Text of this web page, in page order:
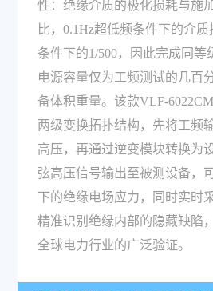
性：绝缘介质的极化损耗与施
比，0.1Hz超低频条件下的介
条件下的1/500，因此完成同等
电源容量仅为工频测试的几百
备体积重量。该款VLF-
两级变换拓扑结构，先将工频
高压，再通过逆变模块转换为
弦高压信号输出至被测设备，
下的绝缘电场应力，同时实时
精准识别绝缘内部的隐藏缺陷
全球电力行业的广泛验证。